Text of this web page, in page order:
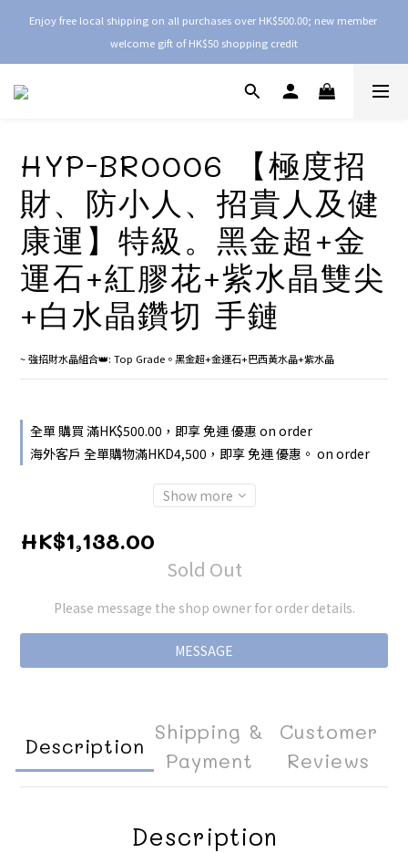
Enjoy free local shipping on all purchases over HK$500.00; new member
welcome gift of HK$50 shopping credit
HYP-BR0006 【極度招
財、防小人、招貴人及健
康運】特級。黑金超+金
運石+紅膠花+紫水晶雙尖
+白水晶鑽切 手鏈
~ 強招財水晶組合👑: Top Grade。黑金超+金運石+巴西黃水晶+紫水晶
全單 購買 滿HK$500.00，即享 免運 優惠 on order
海外客戶 全單購物滿HKD4,500，即享 免運 優惠。 on order
Show more
HK$1,138.00
Sold Out
Please message the shop owner for order details.
MESSAGE
Description
Shipping &
Payment
Customer
Reviews
Description